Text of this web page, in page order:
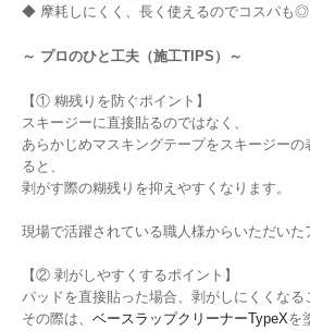
◆ 摩耗しにくく、長く使えるのでコスパも◎
～ プロのひと工夫（施工TIPS）～
【① 糊残りを防ぐポイント】
スキージーに直接貼るのではなく、
あらかじめマスキングテープをスキージーの
ると、
剥がす際の糊残りを抑えやすくなります。
現場で活躍されている職人様からいただいた
【② 剥がしやすくするポイント】
パッドを直接貼った場合、剥がしにくくなる
その際は、 ベースラップクリーナーTypeXを